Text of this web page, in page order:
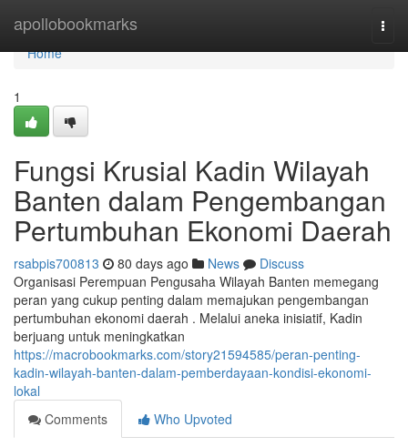
apollobookmarks
Home
Home
1
Fungsi Krusial Kadin Wilayah
Banten dalam Pengembangan
Pertumbuhan Ekonomi Daerah
rsabpis700813 80 days ago News
Discuss
Organisasi Perempuan Pengusaha Wilayah Banten memegang
peran yang cukup penting dalam memajukan pengembangan
pertumbuhan ekonomi daerah . Melalui aneka inisiatif, Kadin
berjuang untuk meningkatkan
https://macrobookmarks.com/story21594585/peran-penting-
kadin-wilayah-banten-dalam-pemberdayaan-kondisi-ekonomi-
lokal
Comments
Who Upvoted